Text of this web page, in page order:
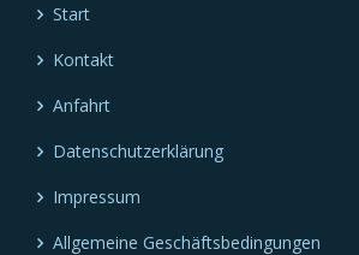
Start
Kontakt
Anfahrt
Datenschutzerklärung
Impressum
Allgemeine Geschäftsbedingungen